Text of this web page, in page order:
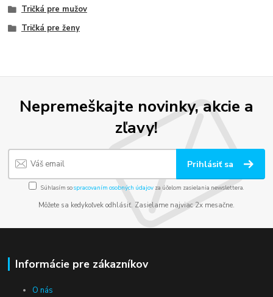
Tričká pre mužov
Tričká pre ženy
Nepremeškajte novinky, akcie a
zľavy!
Prihlásiť sa
Súhlasím sospracovaním osobných údajov za účelom zasielania newslettera.
Môžete sa kedykoľvek odhlásiť. Zasielame najviac 2x mesačne.
Informácie pre zákazníkov
O nás